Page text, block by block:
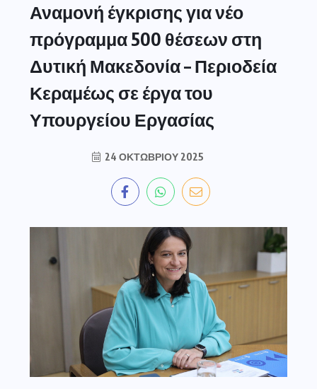
Αναμονή έγκρισης για νέο
πρόγραμμα 500 θέσεων στη
Δυτική Μακεδονία – Περιοδεία
Κεραμέως σε έργα του
Υπουργείου Εργασίας
24 ΟΚΤΩΒΡΊΟΥ 2025